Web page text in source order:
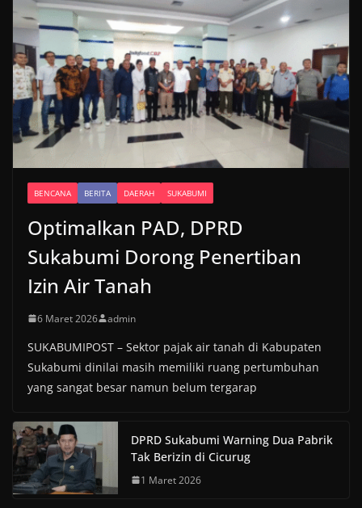
BENCANA BERITA DAERAH SUKABUMI
Optimalkan PAD, DPRD
Sukabumi Dorong Penertiban
Izin Air Tanah
6 Maret 2026 admin
SUKABUMIPOST – Sektor pajak air tanah di Kabupaten
Sukabumi dinilai masih memiliki ruang pertumbuhan
yang sangat besar namun belum tergarap
DPRD Sukabumi Warning Dua Pabrik
Tak Berizin di Cicurug
1 Maret 2026